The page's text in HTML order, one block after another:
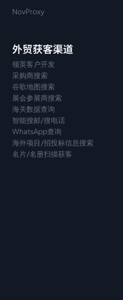
NovProxy
外贸获客渠道
领英客户开发
采购商搜索
谷歌地图搜索
展会参展商搜索
海关数据查询
智能搜邮/搜电话
WhatsApp查询
海外项目/招投标信息搜索
名片/名册扫描获客